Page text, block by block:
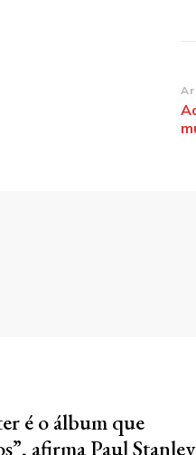
é o álbum que
afirma Paul Stanley